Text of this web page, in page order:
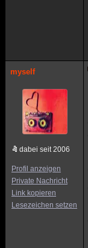
myself
dabei seit 2006
Profil anzeigen
Private Nachricht
Link kopieren
Lesezeichen setzen